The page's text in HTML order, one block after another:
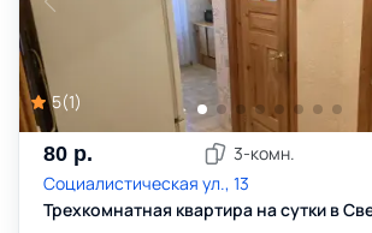
5(1)
80 р. 3-комн.
Социалистическая ул., 13
Трехкомнатная квартира на сутки в